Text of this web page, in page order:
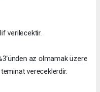
verilecektir.
az olmamak üzere
vereceklerdir.